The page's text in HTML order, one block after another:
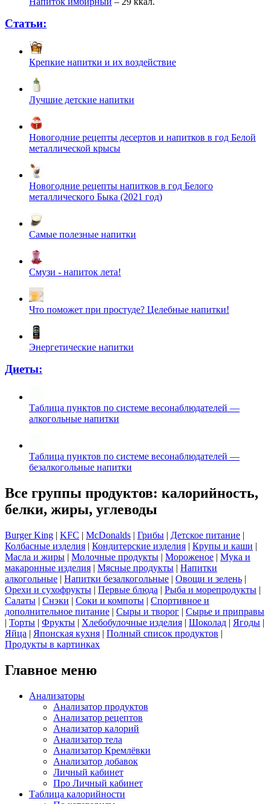
Статьи:
Крепкие напитки и их воздействие
Лучшие детские напитки
Новогодние рецепты десертов и напитков в год Белой
металлической крысы
Новогодние рецепты напитков в год Белого
металлического Быка (2021 год)
Самые полезные напитки
Смузи - напиток лета!
Что поможет при простуде? Целебные напитки!
Энергетические напитки
Диеты:
Таблица пунктов по системе весонаблюдателей —
алкогольные напитки
Таблица пунктов по системе весонаблюдателей —
безалкогольные напитки
Все группы продуктов: калорийность,
белки, жиры, углеводы
Burger King | KFC | McDonalds | Грибы | Детское питание |
Колбасные изделия | Кондитерские изделия | Крупы и каши |
Масла и жиры | Молочные продукты | Мороженое | Мука и
макаронные изделия | Мясные продукты | Напитки
алкогольные | Напитки безалкогольные | Овощи и зелень |
Орехи и сухофрукты | Первые блюда | Рыба и морепродукты |
Салаты | Снэки | Соки и компоты | Спортивное и
дополнительное питание | Сыры и творог | Сырье и приправы
| Торты | Фрукты | Хлебобулочные изделия | Шоколад | Ягоды |
Яйца | Японская кухня | Полный список продуктов |
Продукты в картинках
Главное меню
Анализаторы
Анализатор продуктов
Анализатор рецептов
Анализатор калорий
Анализатор тела
Анализатор Кремлёвки
Анализатор добавок
Личный кабинет
Про Личный кабинет
Таблица калорийности